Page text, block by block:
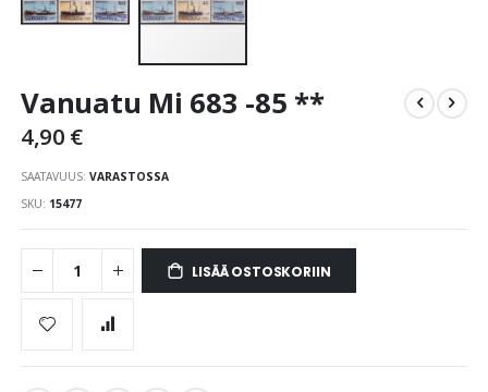
to
beginning
images
gallery
Vanuatu Mi 683 -85 **
4,90 €
SAATAVUUS: VARASTOSSA
SKU 15477
LISÄÄ OSTOSKORIIN